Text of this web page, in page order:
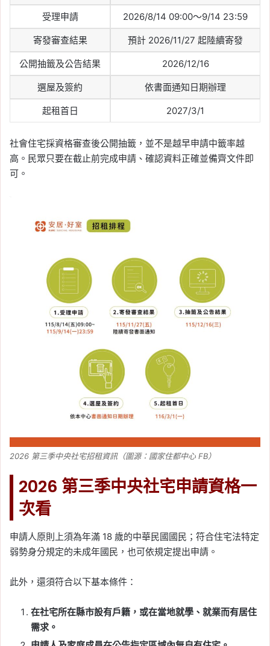
創史上第 3 大收盤跌點！
台積電跌 70 元，韓股熔
斷與晶片股拋售成主因
日本, 美國, 美國聯準會
美股財報, 股票, 韓國
受理申請 2026/8/14 09:00～9/14 23:59
寄發審查結果 預計 2026/11/27 起陸續寄發
公開抽籤及公告結果 2026/12/16
選屋及簽約 依書面通知日期辦理
起租首日 2027/3/1
社會住宅採資格審查後公開抽籤，並不是越早申請中籤率越
高。民眾只要在截止前完成申請、確認資料正確並備齊文件即
可。
2026 第三季中央社宅招租資訊（圖源：國家住都中心 FB）
2026 第三季中央社宅申請資格一
次看
申請人原則上須為年滿 18 歲的中華民國國民；符合住宅法特定
弱勢身分規定的未成年國民，也可依規定提出申請。
此外，還須符合以下基本條件：
在社宅所在縣市設有戶籍，或在當地就學、就業而有居住
需求。